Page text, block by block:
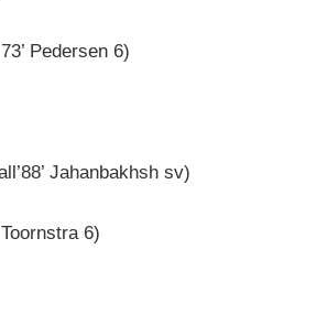
Pedersen 6)
Jahanbakhsh sv)
6)